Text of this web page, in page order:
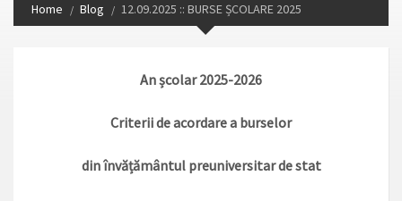
Home Blog 12.09.2025 :: BURSE ȘCOLARE 2025
An școlar 2025-2026
Criterii de acordare a burselor
din învățământul preuniversitar de stat